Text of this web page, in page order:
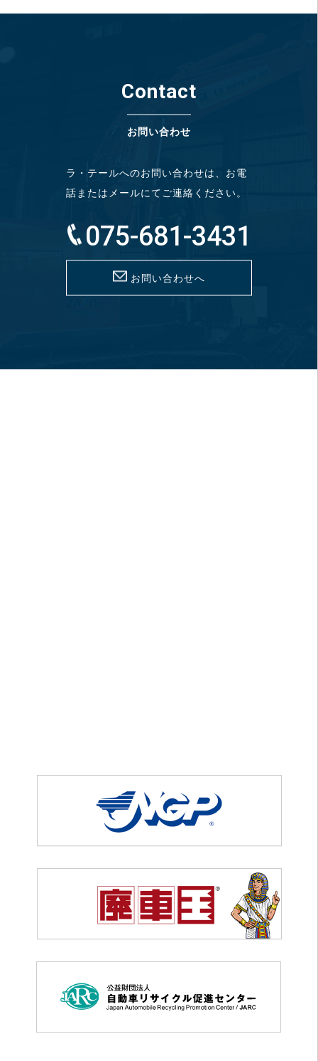
Contact
お問い合わせ
ラ・テールへのお問い合わせは、お電
話またはメールにてご連絡ください。
075-681-3431
お問い合わせへ